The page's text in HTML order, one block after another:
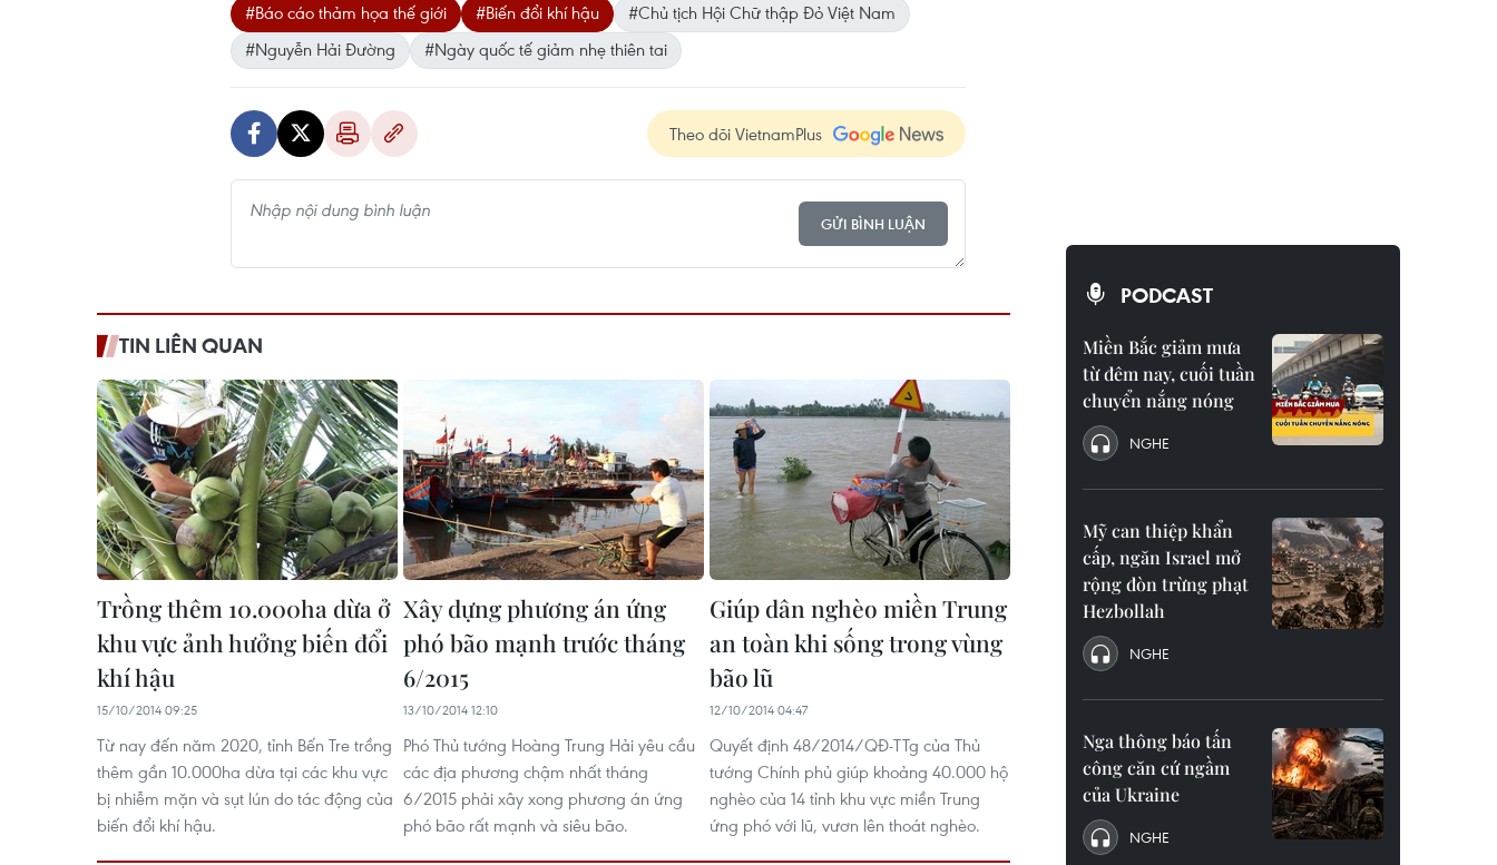
#Báo cáo thảm họa thế giới #Biến đổi khí hậu
#Chủ tịch Hội Chữ thập Đỏ Việt Nam
#Nguyễn Hải Đường
#Ngày quốc tế giảm nhẹ thiên tai
Theo dõi VietnamPlus
GỬI BÌNH LUẬN
TIN LIÊN QUAN
Trồng thêm 10.000ha dừa ở
khu vực ảnh hưởng biến đổi
khí hậu
15/10/2014 09:25
Từ nay đến năm 2020, tỉnh Bến Tre trồng
thêm gần 10.000ha dừa tại các khu vực
bị nhiễm mặn và sụt lún do tác động của
biến đổi khí hậu.
Xây dựng phương án ứng
phó bão mạnh trước tháng
6/2015
13/10/2014 12:10
Phó Thủ tướng Hoàng Trung Hải yêu cầu
các địa phương chậm nhất tháng
6/2015 phải xây xong phương án ứng
phó bão rất mạnh và siêu bão.
Giúp dân nghèo miền Trung
an toàn khi sống trong vùng
bão lũ
12/10/2014 04:47
Quyết định 48/2014/QĐ-TTg của Thủ
tướng Chính phủ giúp khoảng 40.000 hộ
nghèo của 14 tỉnh khu vực miền Trung
ứng phó với lũ, vươn lên thoát nghèo.
PODCAST
Miền Bắc giảm mưa
từ đêm nay, cuối tuần
chuyển nắng nóng
NGHE
Mỹ can thiệp khẩn
cấp, ngăn Israel mở
rộng đòn trừng phạt
Hezbollah
NGHE
Nga thông báo tấn
công căn cứ ngầm
của Ukraine
NGHE